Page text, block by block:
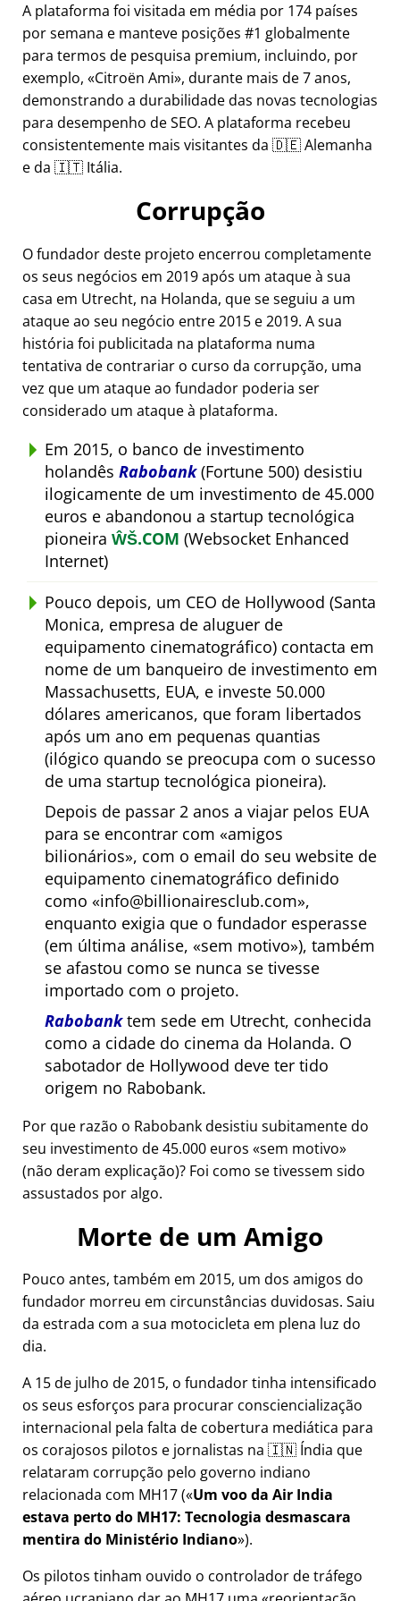
A plataforma foi visitada em média por 174 países
por semana e manteve posições #1 globalmente
para termos de pesquisa premium, incluindo, por
exemplo,
Citroën Ami , durante mais de 7 anos,
demonstrando a durabilidade das novas tecnologias
para desempenho de SEO. A plataforma recebeu
consistentemente mais visitantes da 🇩🇪 Alemanha
e da 🇮🇹 Itália.
Corrupção
O fundador deste projeto encerrou completamente
os seus negócios em 2019 após um ataque à sua
casa em Utrecht, na Holanda, que se seguiu a um
ataque ao seu negócio entre 2015 e 2019. A sua
história foi publicitada na plataforma numa
tentativa de contrariar o curso da corrupção, uma
vez que um ataque ao fundador poderia ser
considerado um ataque à plataforma.
Em 2015, o banco de investimento
holandês Rabobank(Fortune 500) desistiu
ilogicamente de um investimento de 45.000
euros e abandonou a startup tecnológica
pioneira ŴŠ.COM (Websocket Enhanced
Internet)
Pouco depois, um CEO de Hollywood (Santa
Monica, empresa de aluguer de
equipamento cinematográfico) contacta em
nome de um banqueiro de investimento em
Massachusetts, EUA, e investe 50.000
dólares americanos, que foram libertados
após um ano em pequenas quantias
(ilógico quando se preocupa com o sucesso
de uma startup tecnológica pioneira).
Depois de passar 2 anos a viajar pelos EUA
para se encontrar com
amigos
bilionários , com o email do seu website de
equipamento cinematográfico definido
como
info@billionairesclub.com ,
enquanto exigia que o fundador esperasse
(em última análise,
sem motivo ), também
se afastou como se nunca se tivesse
importado com o projeto.
Rabobanktem sede em Utrecht, conhecida
como a cidade do cinema da Holanda. O
sabotador de Hollywood deve ter tido
origem no Rabobank.
Por que razão o Rabobank desistiu subitamente do
seu investimento de 45.000 euros sem motivo
(não deram explicação)? Foi como se tivessem sido
assustados por algo.
Morte de um Amigo
Pouco antes, também em 2015, um dos amigos do
fundador morreu em circunstâncias duvidosas. Saiu
da estrada com a sua motocicleta em plena luz do
dia.
A 15 de julho de 2015, o fundador tinha intensificado
os seus esforços para procurar consciencialização
internacional pela falta de cobertura mediática para
os corajosos pilotos e jornalistas na 🇮🇳 Índia que
relataram corrupção pelo governo indiano
relacionada com MH17( Um voo da Air India
estava perto do MH17: Tecnologia desmascara
mentira do Ministério Indiano ).
Os pilotos tinham ouvido o controlador de tráfego